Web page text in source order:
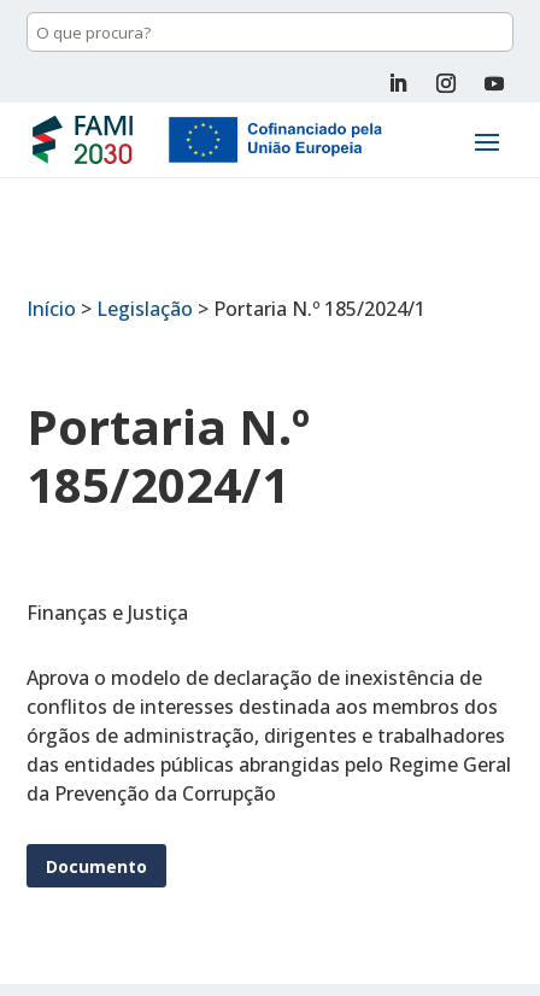
Início > Legislação > Portaria N.º 185/2024/1
Portaria N.º
185/2024/1
Finanças e Justiça
Aprova o modelo de declaração de inexistência de
conflitos de interesses destinada aos membros dos
órgãos de administração, dirigentes e trabalhadores
das entidades públicas abrangidas pelo Regime Geral
da Prevenção da Corrupção
Documento